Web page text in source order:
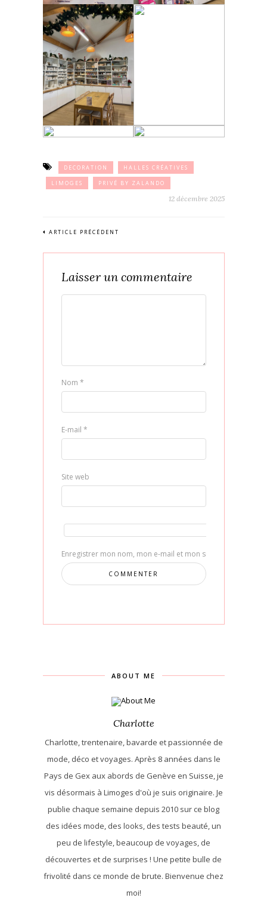
DECORATION
HALLES CRÉATIVES
LIMOGES
PRIVÉ BY ZALANDO
12 décembre 2025
ARTICLE PRÉCÉDENT
Laisser un commentaire
Nom *
E-mail *
Site web
Enregistrer mon nom, mon e-mail et mon site dans le
ABOUT ME
Charlotte
Charlotte, trentenaire, bavarde et passionnée de
mode, déco et voyages. Après 8 années dans le
Pays de Gex aux abords de Genève en Suisse, je
vis désormais à Limoges d'où je suis originaire. Je
publie chaque semaine depuis 2010 sur ce blog
des idées mode, des looks, des tests beauté, un
peu de lifestyle, beaucoup de voyages, de
découvertes et de surprises ! Une petite bulle de
frivolité dans ce monde de brute. Bienvenue chez
moi!